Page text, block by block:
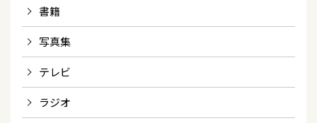
書籍
写真集
テレビ
ラジオ